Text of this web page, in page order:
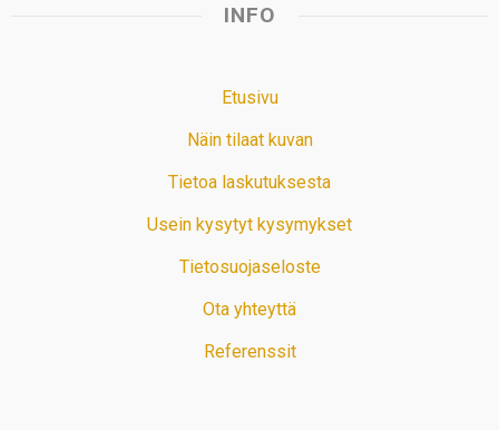
INFO
Etusivu
Näin tilaat kuvan
Tietoa laskutuksesta
Usein kysytyt kysymykset
Tietosuojaseloste
Ota yhteyttä
Referenssit